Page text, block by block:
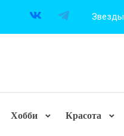
Звезды
Хобби Красота